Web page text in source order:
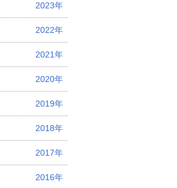
2023年
2022年
2021年
2020年
2019年
2018年
2017年
2016年